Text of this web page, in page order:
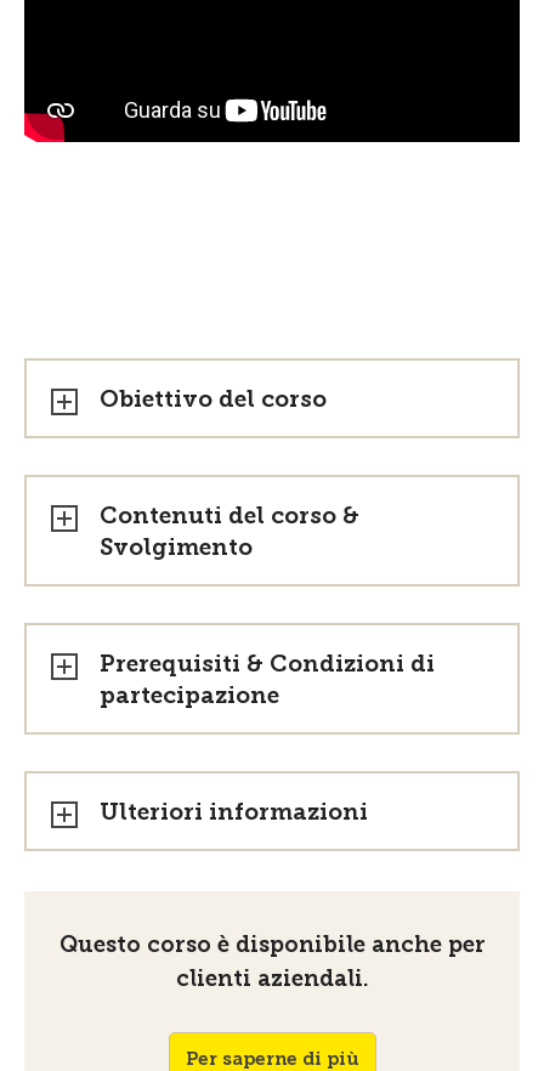
Obiettivo del corso
Contenuti del corso &
Svolgimento
Prerequisiti & Condizioni di
partecipazione
Ulteriori informazioni
Questo corso è disponibile anche per
clienti aziendali.
Per saperne di più